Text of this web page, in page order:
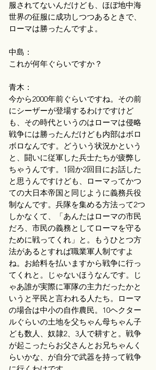
服されてないんだけども、ほぼ地中海
世界の征服に成功しつつあるときで、
ローマは勝ったんですよ。
中島：
これが何年ぐらいですか？
青木：
今から2000年前ぐらいですね。その前
にシーザーが登場するわけですけど
も、その時代というのはローマは侵略
戦争には勝ったんだけども内部はボロ
ボロなんです。どういう状況かという
と、闘いに従軍した兵士たちが疲弊し
ちゃうんです。1回か2回目にお話した
と思うんですけども、ローマってかつ
ての大日本帝国と同じように義務兵役
制なんです。兵隊を集める方法って2つ
しかなくて、「あんたはローマの市民
だろ、市民の義務としてローマを守る
ために戦ってくれ」と。もうひとつ方
法があるとすれば職業軍人制ですよ
ね。お給料を払いますから戦争に行っ
てくれと。じゃないほうなんです。じ
ゃあ誰が実際に軍隊の主力だったかと
いうと平民と言われる人たち。ローマ
の場合は中小の自作農民。10ヘクター
ルぐらいの土地を父ちゃん母ちゃん子
ども数人、奴隷2、3人で耕すと。戦争
が起こったらお父さんとお兄ちゃんく
らいかな、が自分で武器を持って戦争